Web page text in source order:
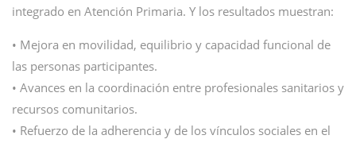
integrado en Atención Primaria. Y los resultados muestran:
• Mejora en movilidad, equilibrio y capacidad funcional de
las personas participantes.
• Avances en la coordinación entre profesionales sanitarios y
recursos comunitarios.
• Refuerzo de la adherencia y de los vínculos sociales en el